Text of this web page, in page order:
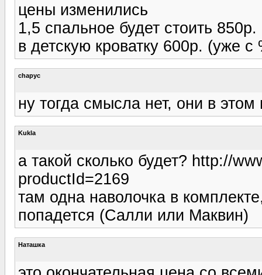
цены изменились
1,5 спальное будет стоить
в детскую кроватку 600р. (уже с
chapyc
ну тогда смысла нет, они в
Kukla
а такой сколько будет? http://
productId=2169
там одна наволочка в
попадется (Салли или Маквин)
Наташка